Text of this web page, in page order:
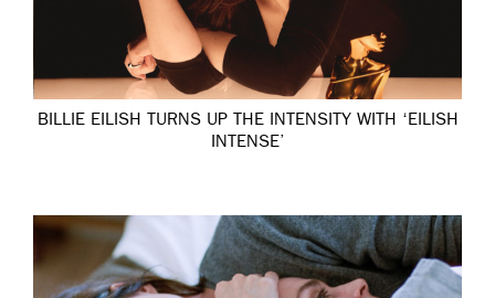
BILLIE EILISH TURNS UP THE INTENSITY WITH ‘EILISH
INTENSE’